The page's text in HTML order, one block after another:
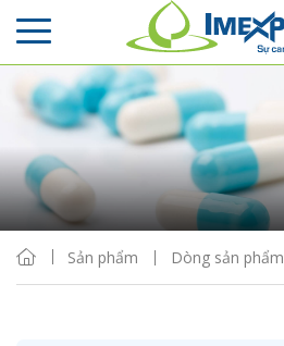
Sản phẩm Dòng sản phẩm
Sắp xếp
Hiển thị